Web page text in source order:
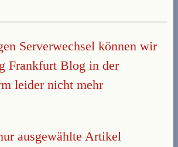
Serverwechsel können wir
Frankfurt Blog in der
leider nicht mehr
ausgewählte Artikel